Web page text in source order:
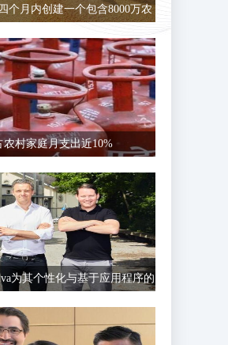
个月内创建一个包含8000万农
农村家庭月支出近10%
为其个性化与基于应用程序的